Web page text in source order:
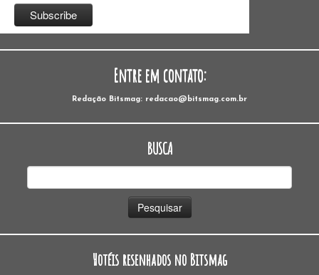
Entre em contato:
Redação Bitsmag: redacao@bitsmag.com.br
BUSCA
Hotéis resenhados no Bitsmag